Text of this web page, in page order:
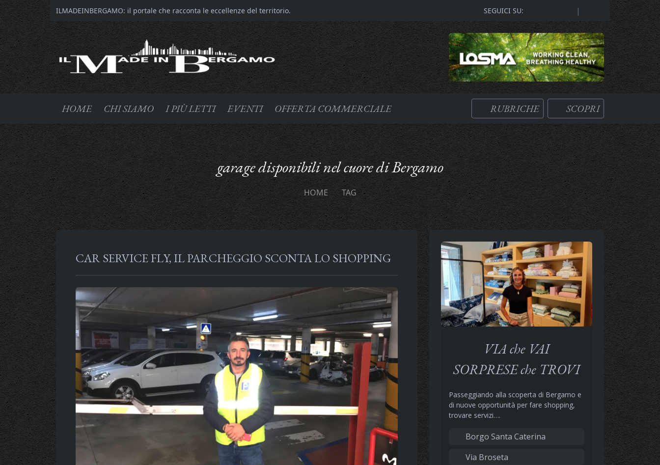
ILMADEINBERGAMO: il portale che racconta le eccellenze del territorio. SEGUICI SU: |
HOME CHI SIAMO I PIÙ LETTI EVENTI OFFERTA COMMERCIALE RUBRICHE SCOPRI
garage disponibili nel cuore di Bergamo
HOME TAG
CAR SERVICE FLY, IL PARCHEGGIO SCONTA LO SHOPPING
VIA che VAI
SORPRESE che TROVI
Passeggiando alla scoperta di Bergamo e
di nuove opportunità per fare shopping,
trovare servizi….
Borgo Santa Caterina
Via Broseta